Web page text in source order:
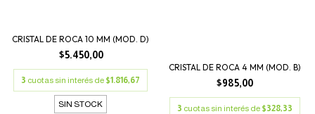
CRISTAL DE ROCA 10 MM (MOD. D)
$5.450,00
3 cuotas sin interés de $1.816,67
SIN STOCK
CRISTAL DE ROCA 4 MM (MOD. B)
$985,00
3 cuotas sin interés de $328,33